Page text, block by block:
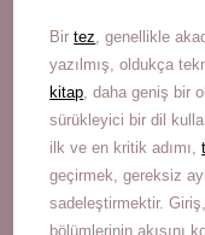
Birtez , genellikle
yazılmış, oldukça
kitap , daha geniş bir
sürükleyici bir dil
ilk ve en kritik adımı,
geçirmek, gereksiz
sadeleştirmektir.
bölümlerinin akışını